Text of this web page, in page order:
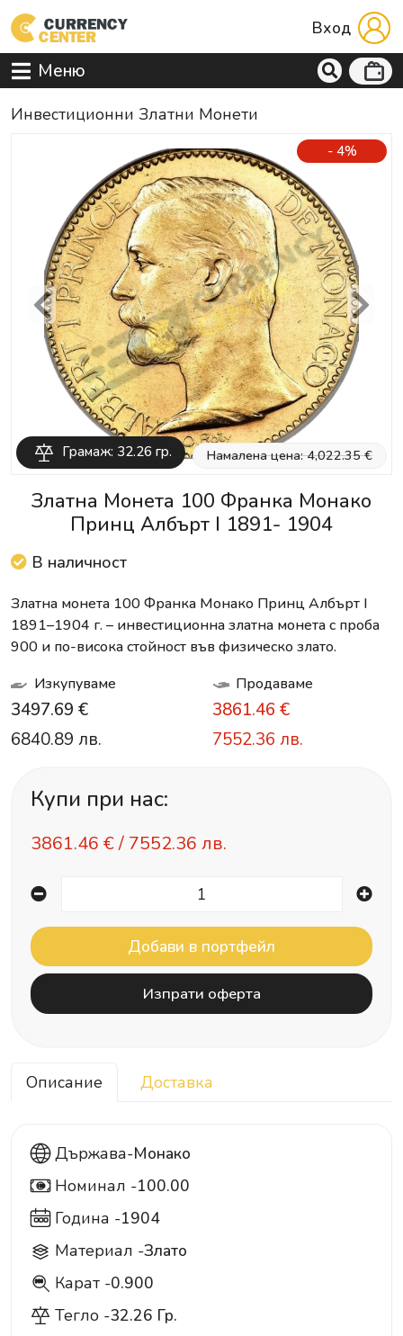
Вход
Меню
Инвестиционни Златни Монети
Грамаж: 32.26 гр. Намалена цена: 4,022.35 €
- 4%
Previous Next
Златна Монета 100 Франка Монако
Принц Албърт I 1891- 1904
В наличност
Златна монета 100 Франка Монако Принц Албърт I
1891–1904 г. – инвестиционна златна монета с проба
900 и по-висока стойност във физическо злато.
Изкупуваме
3497.69 €
6840.89 лв.
Продаваме
3861.46 €
7552.36 лв.
Купи при нас:
3861.46 € / 7552.36 лв.
Изпрати оферта
Описание Доставка
Държава-Монако
100 Номинал -100.00
Година -1904
Материал -Злато
900 Карат -0.900
Тегло -32.26 Гр.